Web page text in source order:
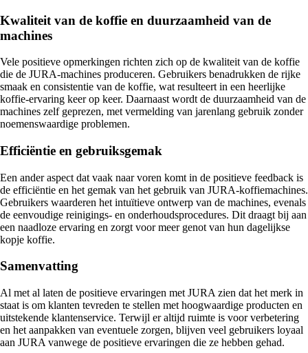
Kwaliteit van de koffie en duurzaamheid van de
machines
Vele positieve opmerkingen richten zich op de kwaliteit van de koffie
die de JURA-machines produceren. Gebruikers benadrukken de rijke
smaak en consistentie van de koffie, wat resulteert in een heerlijke
koffie-ervaring keer op keer. Daarnaast wordt de duurzaamheid van de
machines zelf geprezen, met vermelding van jarenlang gebruik zonder
noemenswaardige problemen.
Efficiëntie en gebruiksgemak
Een ander aspect dat vaak naar voren komt in de positieve feedback is
de efficiëntie en het gemak van het gebruik van JURA-koffiemachines.
Gebruikers waarderen het intuïtieve ontwerp van de machines, evenals
de eenvoudige reinigings- en onderhoudsprocedures. Dit draagt bij aan
een naadloze ervaring en zorgt voor meer genot van hun dagelijkse
kopje koffie.
Samenvatting
Al met al laten de positieve ervaringen met JURA zien dat het merk in
staat is om klanten tevreden te stellen met hoogwaardige producten en
uitstekende klantenservice. Terwijl er altijd ruimte is voor verbetering
en het aanpakken van eventuele zorgen, blijven veel gebruikers loyaal
aan JURA vanwege de positieve ervaringen die ze hebben gehad.